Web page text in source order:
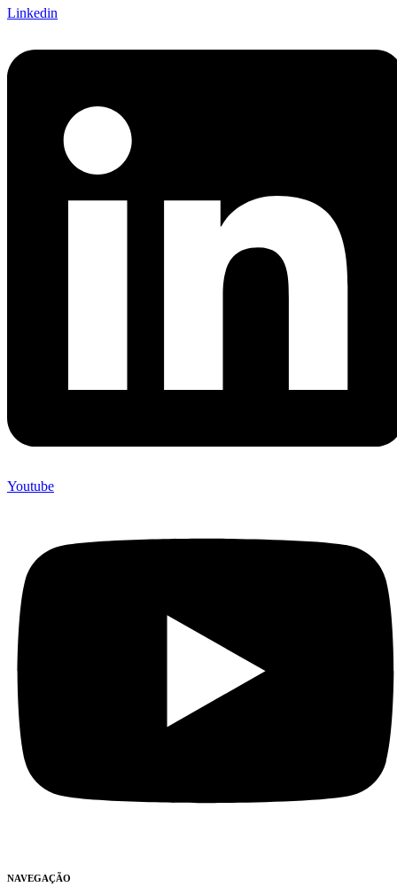
Linkedin
Youtube
NAVEGAÇÃO